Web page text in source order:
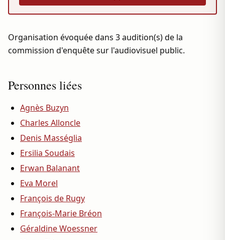
Organisation évoquée dans 3 audition(s) de la
commission d'enquête sur l'audiovisuel public.
Personnes liées
Agnès Buzyn
Charles Alloncle
Denis Masséglia
Ersilia Soudais
Erwan Balanant
Eva Morel
François de Rugy
François-Marie Bréon
Géraldine Woessner